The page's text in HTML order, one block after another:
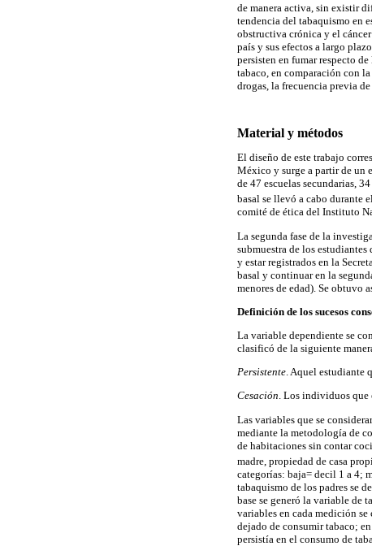
de manera activa, sin existir
tendencia del tabaquismo en
obstructiva crónica y el
país y sus efectos a largo
persisten en fumar respecto
tabaco, en comparación con
drogas, la frecuencia previa
Material y métodos
El diseño de este trabajo
México y surge a partir de un
de 47 escuelas secundarias,
basal se llevó a cabo durante
comité de ética del Instituto
La segunda fase de la
submuestra de los
y estar registrados en la
basal y continuar en la
menores de edad). Se obtuvo
Definición de los sucesos
La variable dependiente se
clasificó de la siguiente
Persistente. Aquel estudiante
Cesación. Los individuos que
Las variables que se
mediante la metodología de
de habitaciones sin contar
madre, propiedad de casa
categorías: baja= decil 1 a 4;
tabaquismo de los padres se
base se generó la variable de
variables en cada medición
dejado de consumir tabaco;
persistía en el consumo de